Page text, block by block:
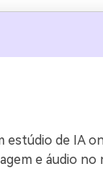
estúdio de IA
e áudio no